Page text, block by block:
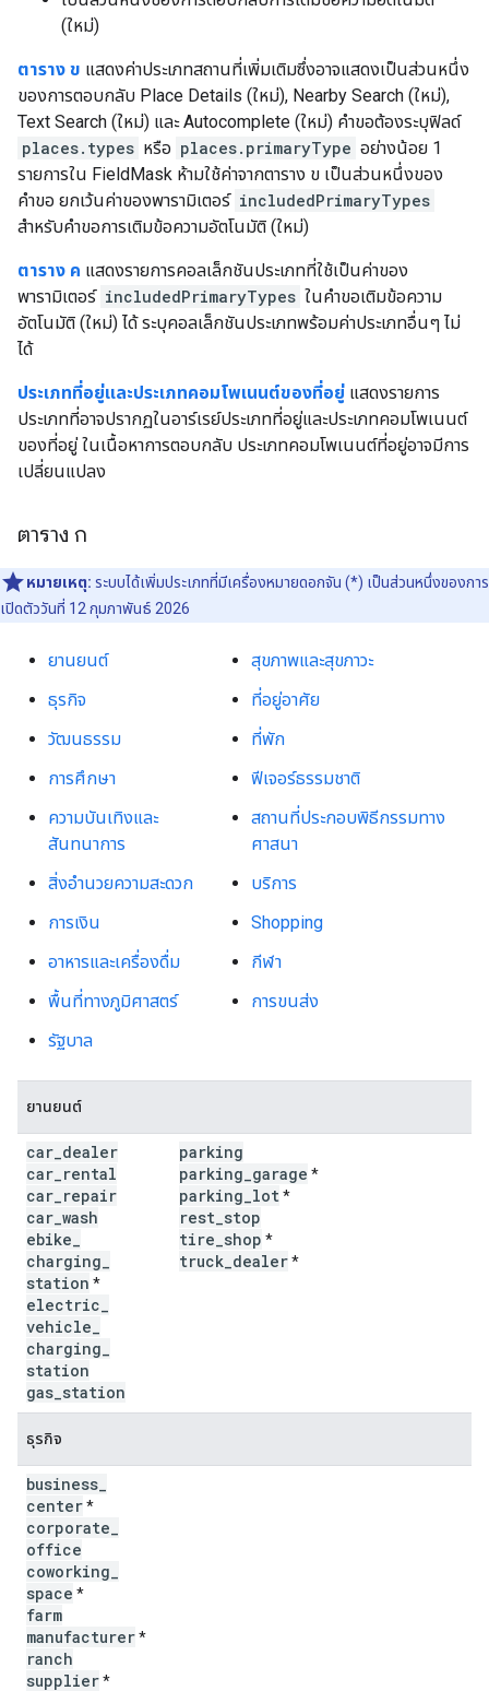
(ใหม่)
ตาราง ข แสดงค่าประเภทสถานที่เพิ่มเติมซึ่งอาจแสดงเป็นส่วนหนึ่ง
ของการตอบกลับ Place Details (ใหม่), Nearby Search (ใหม่),
Text Search (ใหม่) และ Autocomplete (ใหม่) คำขอต้องระบุฟิลด์
places.types หรือ places.primaryType อย่างน้อย 1
รายการใน FieldMask ห้ามใช้ค่าจากตาราง ข เป็นส่วนหนึ่งของ
คำขอ ยกเว้นค่าของพารามิเตอร์ includedPrimaryTypes
สำหรับคำขอการเติมข้อความอัตโนมัติ (ใหม่)
ตาราง ค แสดงรายการคอลเล็กชันประเภทที่ใช้เป็นค่าของ
พารามิเตอร์ includedPrimaryTypes ในคำขอเติมข้อความ
อัตโนมัติ (ใหม่) ได้ ระบุคอลเล็กชันประเภทพร้อมค่าประเภทอื่นๆ ไม่
ได้
ประเภทที่อยู่และประเภทคอมโพเนนต์ของที่อยู่ แสดงรายการ
ประเภทที่อาจปรากฏในอาร์เรย์ประเภทที่อยู่และประเภทคอมโพเนนต์
ของที่อยู่ ในเนื้อหาการตอบกลับ ประเภทคอมโพเนนต์ที่อยู่อาจมีการ
เปลี่ยนแปลง
ตาราง ก
หมายเหตุ: ระบบได้เพิ่มประเภทที่มีเครื่องหมายดอกจัน (*) เป็นส่วนหนึ่งของการ
เปิดตัววันที่ 12 กุมภาพันธ์ 2026
ยานยนต์
ธุรกิจ
วัฒนธรรม
การศึกษา
ความบันเทิงและ
สันทนาการ
สิ่งอำนวยความสะดวก
การเงิน
อาหารและเครื่องดื่ม
พื้นที่ทางภูมิศาสตร์
รัฐบาล
สุขภาพและสุขภาวะ
ที่อยู่อาศัย
ที่พัก
ฟีเจอร์ธรรมชาติ
สถานที่ประกอบพิธีกรรมทาง
ศาสนา
บริการ
Shopping
กีฬา
การขนส่ง
ยานยนต์
car dealer
car rental
car repair
car wash
ebike
charging
station *
electric
vehicle
charging
station
gas station
parking
parking garage *
parking lot*
rest stop
tire shop *
truck dealer*
ธุรกิจ
business
center*
corporate
office
coworking
space *
farm
manufacturer*
ranch
supplier*